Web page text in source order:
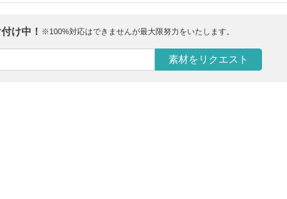
け中！ ※100%対応はできませんが最大限努力をいたします。
素材をリクエスト